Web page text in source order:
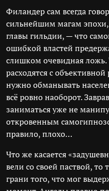
Филандер сам всегда
сильнейшим магам
главы гильдии, — что
ошибкой властей
слишком очевидная ложь.
расходятся с
нужно обманывать
всё ровно наоборот.
заниматься уже не
откровенным
правило, плохо…
Что же касается
вели со своей паствой, то
грани того, что мог